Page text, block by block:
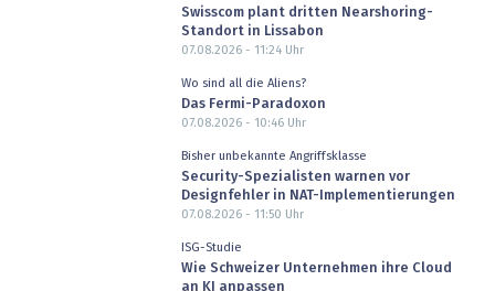
Swisscom plant dritten Nearshoring-
Standort in Lissabon
07.08.2026 - 11:24Uhr
Wo sind all die Aliens?
Das Fermi-Paradoxon
07.08.2026 - 10:46Uhr
Bisher unbekannte Angriffsklasse
Security-Spezialisten warnen vor
Designfehler in NAT-Implementierungen
07.08.2026 - 11:50 Uhr
ISG-Studie
Wie Schweizer Unternehmen ihre Cloud
an KI anpassen